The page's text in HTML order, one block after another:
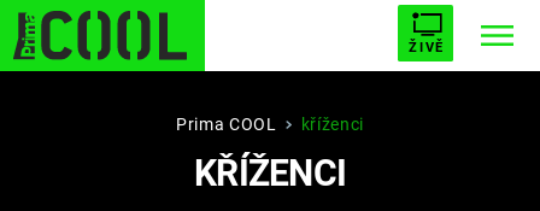
ŽIVĚ
STARHOUSE BUFFY, PŘEMOŽITELKA UPÍRŮ
PLNEJ KOTEL AVENGERS 5
Prima COOL kříženci
KŘÍŽENCI